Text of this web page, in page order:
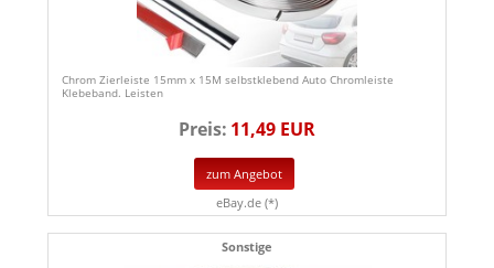
Chrom Zierleiste 15mm x 15M selbstklebend Auto Chromleiste
Klebeband. Leisten
Preis: 11,49 EUR
zum Angebot
eBay.de (*)
Sonstige